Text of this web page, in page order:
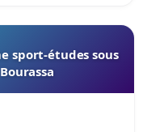
sport-études sous